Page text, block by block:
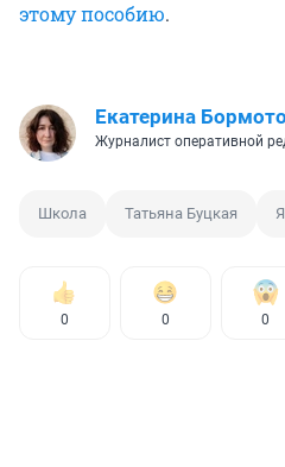
этому пособию.
Екатерина
Журналист оперативной
Школа Татьяна Буцкая
0 0 0